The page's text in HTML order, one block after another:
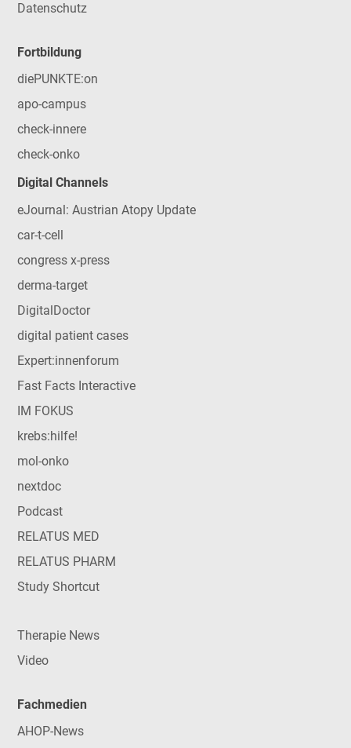
Datenschutz
Fortbildung
diePUNKTE:on
apo-campus
check-innere
check-onko
Digital Channels
eJournal: Austrian Atopy Update
car-t-cell
congress x-press
derma-target
DigitalDoctor
digital patient cases
Expert:innenforum
Fast Facts Interactive
IM FOKUS
krebs:hilfe!
mol-onko
nextdoc
Podcast
RELATUS MED
RELATUS PHARM
Study Shortcut
Therapie News
Video
Fachmedien
AHOP-News